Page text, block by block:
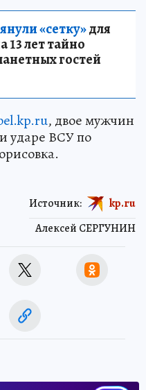
«сетку»для
13 лет тайно
гостей
, двое мужчин
ударе ВСУ по
Алексей СЕРГУНИН
Источник: kp.ru